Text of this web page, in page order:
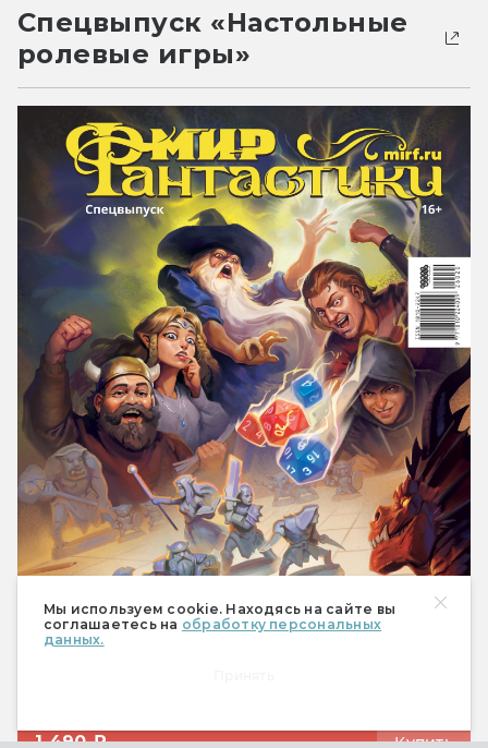
Мы используем cookie. Находясь на сайте вы
соглашаетесь на обработку персональных
данных.
Спецвыпуск «Настольные
ролевые игры»
1 490 ₽ Купить